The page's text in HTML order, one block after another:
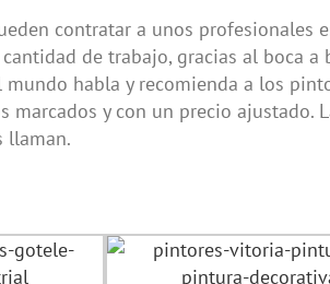
contratar a unos
de trabajo, gracias al boca
habla y recomienda a los
y con un precio ajustado.
llaman.